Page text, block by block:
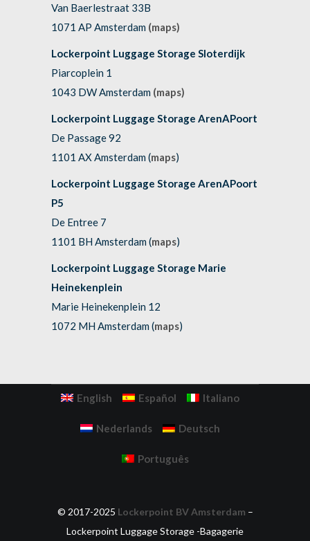
Van Baerlestraat 33B
1071 AP Amsterdam (maps)
Lockerpoint Luggage Storage Sloterdijk
Piarcoplein 1
1043 DW Amsterdam (maps)
Lockerpoint Luggage Storage ArenAPoort
De Passage 92
1101 AX Amsterdam (maps)
Lockerpoint Luggage Storage ArenAPoort
P5
De Entree 7
1101 BH Amsterdam (maps)
Lockerpoint Luggage Storage Marie
Heinekenplein
Marie Heinekenplein 12
1072 MH Amsterdam (maps)
English Español Italiano
Nederlands Deutsch
Português
© 2017-2025 Lockerpoint BV Amsterdam –
Lockerpoint Luggage Storage -Bagagerie